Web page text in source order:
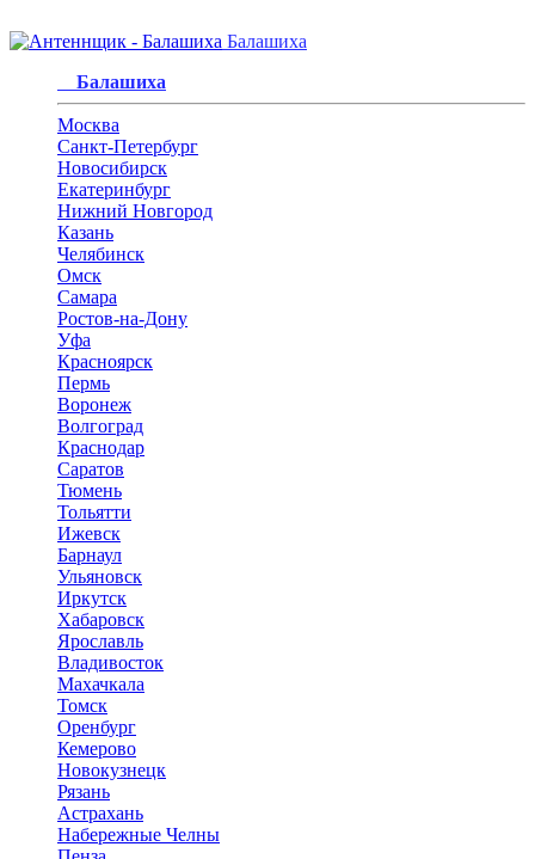
Балашиха
Балашиха
Москва
Санкт-Петербург
Новосибирск
Екатеринбург
Нижний Новгород
Казань
Челябинск
Омск
Самара
Ростов-на-Дону
Уфа
Красноярск
Пермь
Воронеж
Волгоград
Краснодар
Саратов
Тюмень
Тольятти
Ижевск
Барнаул
Ульяновск
Иркутск
Хабаровск
Ярославль
Владивосток
Махачкала
Томск
Оренбург
Кемерово
Новокузнецк
Рязань
Астрахань
Набережные Челны